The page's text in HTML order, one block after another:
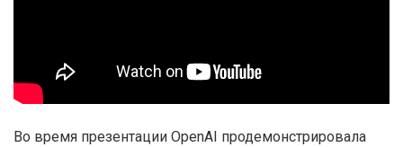
Во время презентации OpenAI продемонстрировала